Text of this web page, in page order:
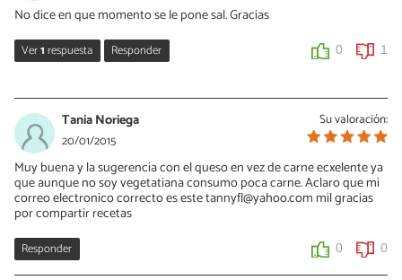
No dice en que momento se le pone sal. Gracias
Ver1respuesta Responder 0 1
26/01/2015
Hola Tony, la sal se agrega al gusto y, como en cualquier receta, la
sazón se corrige al momento de la preparación final, en este caso
al término del paso 3. Suerte! y no olvides que puedes subir tu
propia receta para ayudar a otros lectores.
Su valoración:
Tania Noriega
20/01/2015
Muy buena y la sugerencia con el queso en vez de carne ecxelente ya
que aunque no soy vegetatiana consumo poca carne. Aclaro que mi
correo electronico correcto es este tannyfl@yahoo.com mil gracias
por compartir recetas
Responder 0 0